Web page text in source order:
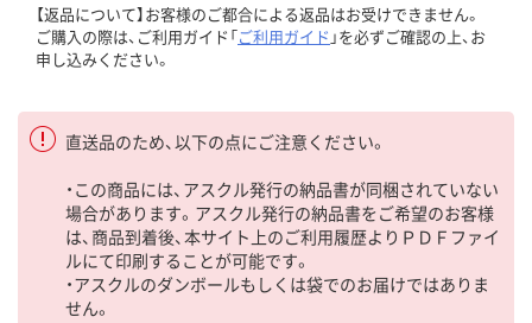
【返品について】お客様のご都合による返品はお受けできません。
ご購入の際は、ご利用ガイド「ご利用ガイド 」を必ずご確認の上、お
申し込みください。
直送品のため、以下の点にご注意ください。
・この商品には、アスクル発行の納品書が同梱されていない
場合があります。アスクル発行の納品書をご希望のお客様
は、商品到着後、本サイト上のご利用履歴よりＰＤＦファイ
ルにて印刷することが可能です。
・アスクルのダンボールもしくは袋でのお届けではありま
せん。